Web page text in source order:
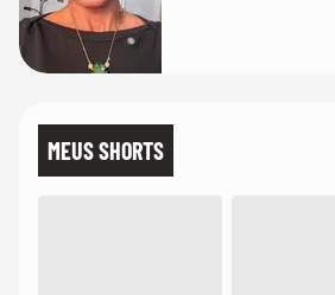
MEUS SHORTS